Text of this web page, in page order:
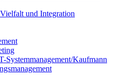
und Integration
Systemmanagement/Kaufmann